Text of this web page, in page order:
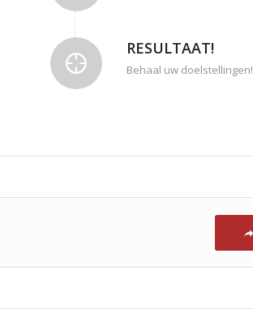
RESULTAAT!
Behaal uw doelstellingen!